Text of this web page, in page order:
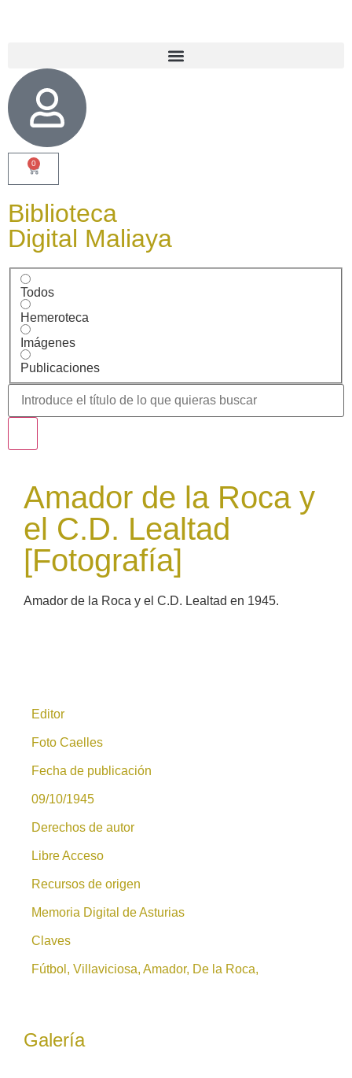
0
Biblioteca
Digital Maliaya
Todos
Hemeroteca
Imágenes
Publicaciones
Amador de la Roca y
el C.D. Lealtad
[Fotografía]
Amador de la Roca y el C.D. Lealtad en 1945.
Editor
Foto Caelles
Fecha de publicación
09/10/1945
Derechos de autor
Libre Acceso
Recursos de origen
Memoria Digital de Asturias
Claves
Fútbol, Villaviciosa, Amador, De la Roca,
Galería